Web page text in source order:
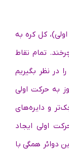
کل کره به
تمام نقاط
در نظر بگیریم
به حرکت اولی
و دایره‌های
اولی ایجاد
دوائر همگی با